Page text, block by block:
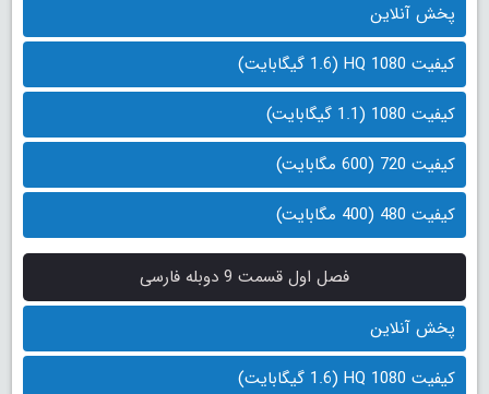
پخش آنلاین
کیفیت 1080 HQ (1.6 گیگابایت)
کیفیت 1080 (1.1 گیگابایت)
کیفیت 720 (600 مگابایت)
کیفیت 480 (400 مگابایت)
فصل اول قسمت 9 دوبله فارسی
پخش آنلاین
کیفیت 1080 HQ (1.6 گیگابایت)